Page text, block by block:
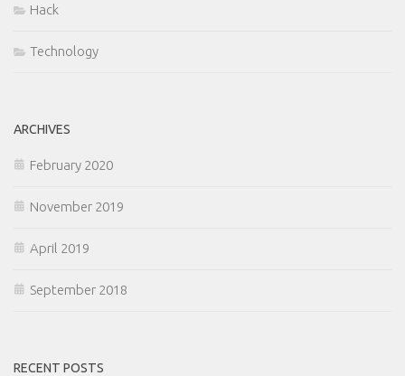
Hack
Technology
ARCHIVES
February 2020
November 2019
April 2019
September 2018
RECENT POSTS